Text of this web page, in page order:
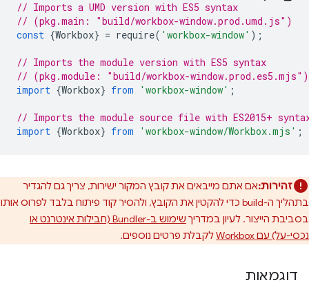
// Imports a UMD version with ES5 syntax
// (pkg.main: "build/workbox-window.prod.umd.js")
const {Workbox} = require( 'workbox-window' );
// Imports the module version with ES5 syntax
// (pkg.module: "build/workbox-window.prod.es5.mjs")
import {Workbox} from 'workbox-window' ;
// Imports the module source file with ES2015+
import {Workbox} from 'workbox-window/Workbox.mjs' ;
זהירות:אם אתם מייבאים את קובץ המקור ישירות, צריך גם להגדיר
בתהליך ה-build כדי להקטין את הקובץ, ולהסיר קוד פיתוח בלבד לפרוס אותו
בסביבת הייצור. לעיון במדריך
שימוש ב-Bundler (חבילות אינטרנט או
נכסי-על) עם Workbox
לקבלת פרטים נוספים.
דוגמאות